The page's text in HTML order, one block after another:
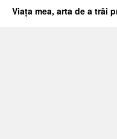
Viața mea, arta de a trăi